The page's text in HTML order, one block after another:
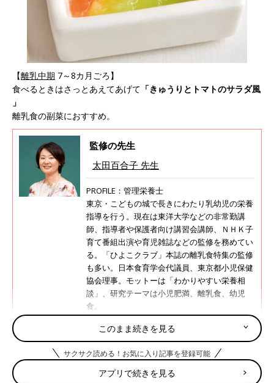
【離乳中期 7～8カ月ごろ】
食べるときはさっとあえてあげて 「きゅうりとトマトのサラダ風
」
離乳食の副菜におすすめ。
監修の先生
太田百合子 先生
PROFILE：管理栄養士
東京・こどもの城で長きにわたり乳幼児の栄養
指導を行う。現在は東洋大学などの非常勤講
師、指導者や保護者向け講習会講師、ＮＨＫ子
育て番組出演や育児雑誌などの監修を務めてい
る。「ひよこクラブ」本誌の離乳食特集の監修
も多い。日本食育学会代議員、東京都小児保健
協会理事。モットーは「わかりやすい栄養相
談」、研究テーマは小児肥満、離乳食、幼児
食。
太田百合子先生の監修記事・書籍
調理前にお読みください＜離乳食のお約束＞
このまま続きを見る
サクサク読める！お気に入り記事を登録可能
アプリで続きを見る